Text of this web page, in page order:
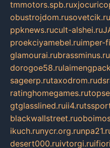
tmmotors.spb.ru
obustrojdom.rusovetcik.ru
ppknews.rucult-alshei.ru
proekciyamebel.ruimper-
glamourai.rubrassminus.ru
dorogoe58.ru
sageerp.rutaxodrom.ru
ratinghomegames.ru
gtglasslined.ruii4.ru
blackwallstreet.ru
ikuch.runycr.org.ru
desert000.ruivtorgi.ru